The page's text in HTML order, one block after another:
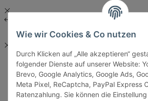
Wie wir Cookies & Co nutzen
Durch Klicken auf „Alle akzeptieren“
folgender Dienste auf unserer Website:
Brevo, Google Analytics, Google Ads,
Meta Pixel, ReCaptcha, PayPal Express
Ratenzahlung. Sie können die